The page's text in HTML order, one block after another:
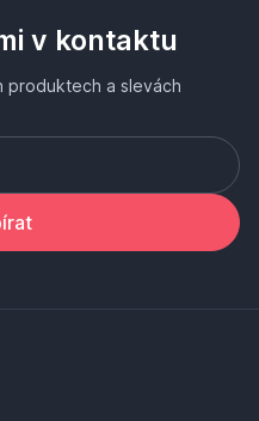
v kontaktu
produktech a slevách